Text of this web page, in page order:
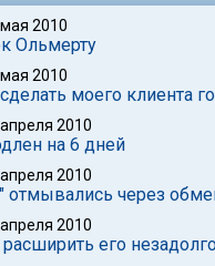
2010
Ольмерту
2010
моего клиента
2010
на 6 дней
2010
отмывались через
2010
его